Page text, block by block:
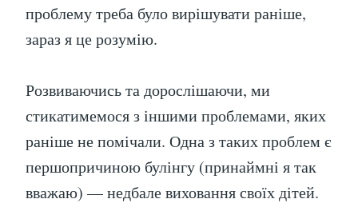
проблему треба було вирішувати раніше,
зараз я це розумію.
Розвиваючись та дорослішаючи, ми
стикатимемося з іншими проблемами, яких
раніше не помічали. Одна з таких проблем є
першопричиною булінгу (принаймні я так
вважаю) — недбале виховання своїх дітей.